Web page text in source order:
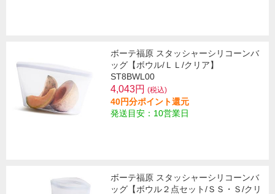
ボーテ福原 スタッシャーシリコーンバ
ッグ【ボウル/ＬＬ/クリア】
ST8BWL00
4,043円 (税込)
40円分ポイント還元
発送目安：10営業日
ボーテ福原 スタッシャーシリコーンバ
ッグ【ボウル２点セット/ＳＳ・Ｓ/クリ